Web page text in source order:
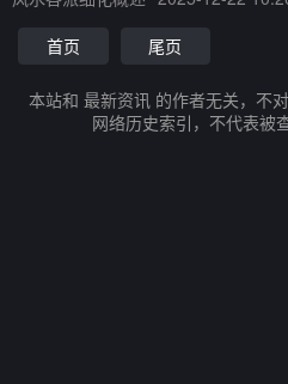
首页
尾页
本站和 最新资讯 的作者无关，不
网络历史索引，不代表被